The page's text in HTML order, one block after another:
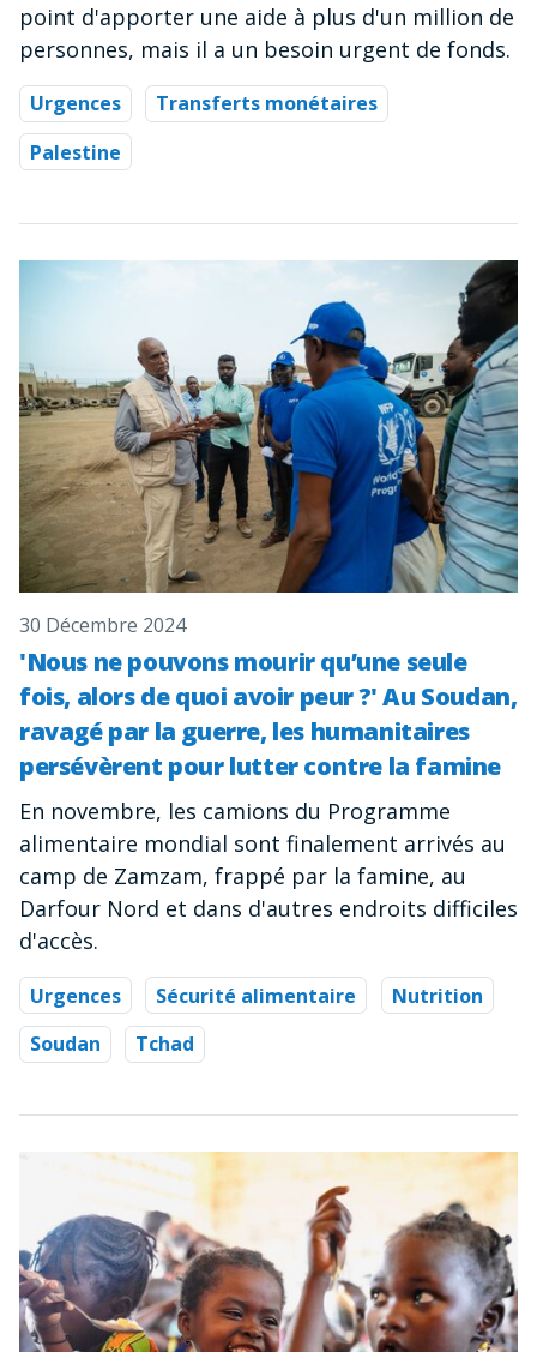
point d'apporter une aide à plus d'un million de
personnes, mais il a un besoin urgent de fonds.
Urgences
Transferts monétaires
Palestine
30 Décembre 2024
'Nous ne pouvons mourir qu’une seule
fois, alors de quoi avoir peur ?' Au Soudan,
ravagé par la guerre, les humanitaires
persévèrent pour lutter contre la famine
En novembre, les camions du Programme
alimentaire mondial sont finalement arrivés au
camp de Zamzam, frappé par la famine, au
Darfour Nord et dans d'autres endroits difficiles
d'accès.
Urgences Sécurité alimentaire
Nutrition
Soudan
Tchad